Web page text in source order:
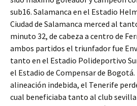
sub16. Salamanca en el Estadio
Ciudad de Salamanca merced al
minuto 32, de cabeza a centro de
ambos partidos el triunfador fue
tanto en el Estadio Polideportivo
el Estadio de Compensar de
alineación indebida, el Tenerife
cual beneficiaba tanto al club